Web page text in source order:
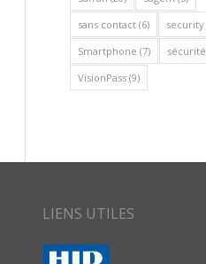
sans contact (6) security
Smartphone (7) sécurité
VisionPass (9)
LIENS UTILES